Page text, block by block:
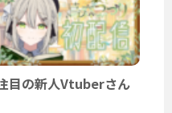
目の新人Vtuberさん